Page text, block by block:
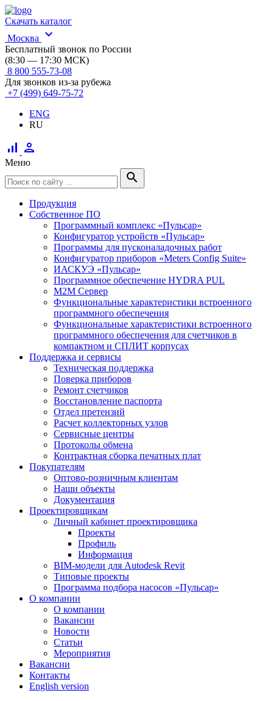
Скачать каталог
Москва
expand_more
Бесплатный звонок по России
(8:30 — 17:30 МСК)
8 800 555-73-08
Для звонков из-за рубежа
+7 (499) 649-75-72
ENG
RU
signal_cellular_alt person
Меню
search
Продукция
Собственное ПО
Программный комплекс «Пульсар»
Конфигуратор устройств «Пульсар»
Программы для пусконаладочных работ
Конфигуратор приборов «Meters Config Suite»
ИАСКУЭ «Пульсар»
Программное обеспечение HYDRA PUL
M2M Сервер
Функциональные характеристики встроенного
программного обеспечения
Функциональные характеристики встроенного
программного обеспечения для счетчиков в
компактном и СПЛИТ корпусах
Поддержка и сервисы
Техническая поддержка
Поверка приборов
Ремонт счетчиков
Восстановление паспорта
Отдел претензий
Расчет коллекторных узлов
Сервисные центры
Протоколы обмена
Контрактная сборка печатных плат
Покупателям
Оптово-розничным клиентам
Наши объекты
Документация
Проектировщикам
Личный кабинет проектировщика
Проекты
Профиль
Информация
BIM-модели для Autodesk Revit
Типовые проекты
Программа подбора насосов «Пульсар»
О компании
О компании
Вакансии
Новости
Статьи
Мероприятия
Вакансии
Контакты
English version